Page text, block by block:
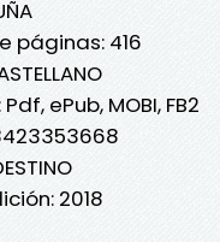
páginas: 416
ePub, MOBI, FB2
2018